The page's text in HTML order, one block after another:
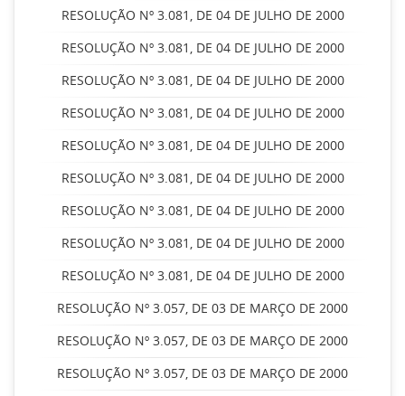
RESOLUÇÃO Nº 3.081, DE 04 DE JULHO DE 2000
RESOLUÇÃO Nº 3.081, DE 04 DE JULHO DE 2000
RESOLUÇÃO Nº 3.081, DE 04 DE JULHO DE 2000
RESOLUÇÃO Nº 3.081, DE 04 DE JULHO DE 2000
RESOLUÇÃO Nº 3.081, DE 04 DE JULHO DE 2000
RESOLUÇÃO Nº 3.081, DE 04 DE JULHO DE 2000
RESOLUÇÃO Nº 3.081, DE 04 DE JULHO DE 2000
RESOLUÇÃO Nº 3.081, DE 04 DE JULHO DE 2000
RESOLUÇÃO Nº 3.081, DE 04 DE JULHO DE 2000
RESOLUÇÃO Nº 3.057, DE 03 DE MARÇO DE 2000
RESOLUÇÃO Nº 3.057, DE 03 DE MARÇO DE 2000
RESOLUÇÃO Nº 3.057, DE 03 DE MARÇO DE 2000